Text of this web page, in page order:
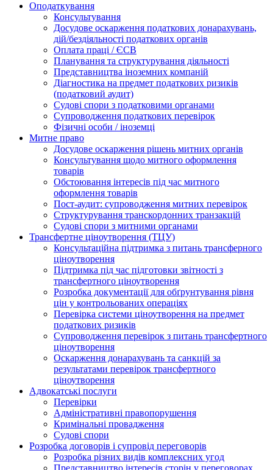
Оподаткування
Консультування
Досудове оскарження податкових донарахувань,
дій/бездіяльності податкових органів
Оплата праці / ЄСВ
Планування та структурування діяльності
Представництва іноземних компаній
Діагностика на предмет податкових ризиків
(податковий аудит)
Судові спори з податковими органами
Супроводження податкових перевірок
Фізичні особи / іноземці
Митне право
Досудове оскарження рішень митних органів
Консультування щодо митного оформлення
товарів
Обстоювання інтересів під час митного
оформлення товарів
Пост-аудит: супроводження митних перевірок
Структурування транскордонних транзакцій
Судові спори з митними органами
Трансфертне ціноутворення (ТЦУ)
Консультаційна підтримка з питань трансферного
ціноутворення
Підтримка під час підготовки звітності з
трансфертного ціноутворення
Розробка документації для обґрунтування рівня
цін у контрольованих операціях
Перевірка системи ціноутворення на предмет
податкових ризиків
Супроводження перевірок з питань трансфертного
ціноутворення
Оскарження донарахувань та санкцій за
результатами перевірок трансфертного
ціноутворення
Адвокатські послуги
Перевірки
Адміністративні правопорушення
Кримінальні провадження
Судові спори
Розробка договорів і супровід переговорів
Розробка різних видів комплексних угод